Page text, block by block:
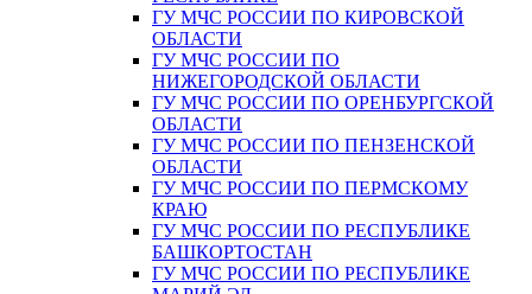
ГУ МЧС РОССИИ ПО КИРОВСКОЙ
ОБЛАСТИ
ГУ МЧС РОССИИ ПО
НИЖЕГОРОДСКОЙ ОБЛАСТИ
ГУ МЧС РОССИИ ПО ОРЕНБУРГСКОЙ
ОБЛАСТИ
ГУ МЧС РОССИИ ПО ПЕНЗЕНСКОЙ
ОБЛАСТИ
ГУ МЧС РОССИИ ПО ПЕРМСКОМУ
КРАЮ
ГУ МЧС РОССИИ ПО РЕСПУБЛИКЕ
БАШКОРТОСТАН
ГУ МЧС РОССИИ ПО РЕСПУБЛИКЕ